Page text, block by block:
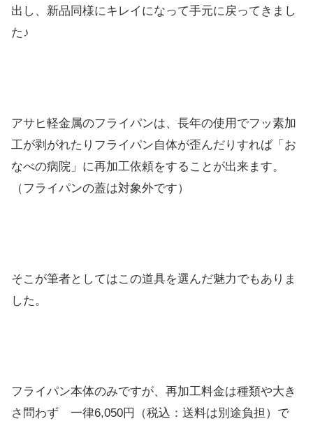
出し、新品同様にキレイになって手元に戻ってきまし
た♪
アサヒ軽金属のフライパンは、長年の使用でフッ素加
工が剥がれたりフライパン自体が歪んだりすれば「お
なべの病院」に再加工依頼をすることが出来ます。
（フライパンの蓋は対象外です）
そこが筆者としてはこの道具を選んだ魅力でもありま
した。
フライパン本体のみですが、再加工料金は種類や大き
さ問わず 一律6,050円（税込：送料は別途負担）で